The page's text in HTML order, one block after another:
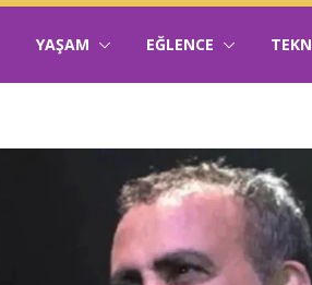
YAŞAM EĞLENCE